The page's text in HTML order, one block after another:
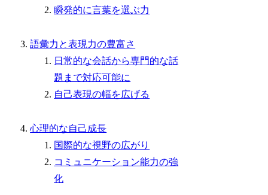
瞬発的に言葉を選ぶ力
語彙力と表現力の豊富さ
日常的な会話から専門的な話
題まで対応可能に
自己表現の幅を広げる
心理的な自己成長
国際的な視野の広がり
コミュニケーション能力の強
化